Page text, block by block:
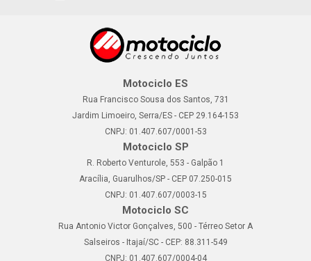
Motociclo ES
Rua Francisco Sousa dos Santos, 731
Jardim Limoeiro, Serra/ES - CEP 29.164-153
CNPJ: 01.407.607/0001-53
Motociclo SP
R. Roberto Venturole, 553 - Galpão 1
Aracília, Guarulhos/SP - CEP 07.250-015
CNPJ: 01.407.607/0003-15
Motociclo SC
Rua Antonio Victor Gonçalves, 500 - Térreo Setor A
Salseiros - Itajaí/SC - CEP: 88.311-549
CNPJ: 01.407.607/0004-04